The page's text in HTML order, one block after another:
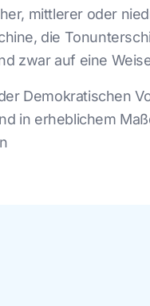
mittlerer oder
die
zwar auf eine
Demokratischen
in erheblichem